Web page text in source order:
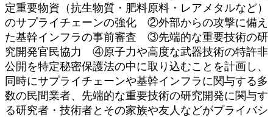
定重要物資（抗生物質・肥料原料・レアメタルなど）
のサプライチェーンの強化 ②外部からの攻撃に備え
た基幹インフラの事前審査 ③先端的な重要技術の研
究開発官民協力 ④原子力や高度な武器技術の特許非
公開を特定秘密保護法の中に取り込むことを計画し、
同時にサプライチェーンや基幹インフラに関与する多
数の民間業者、先端的な重要技術の研究開発に関与す
る研究者・技術者とその家族や友人などがプライバシ